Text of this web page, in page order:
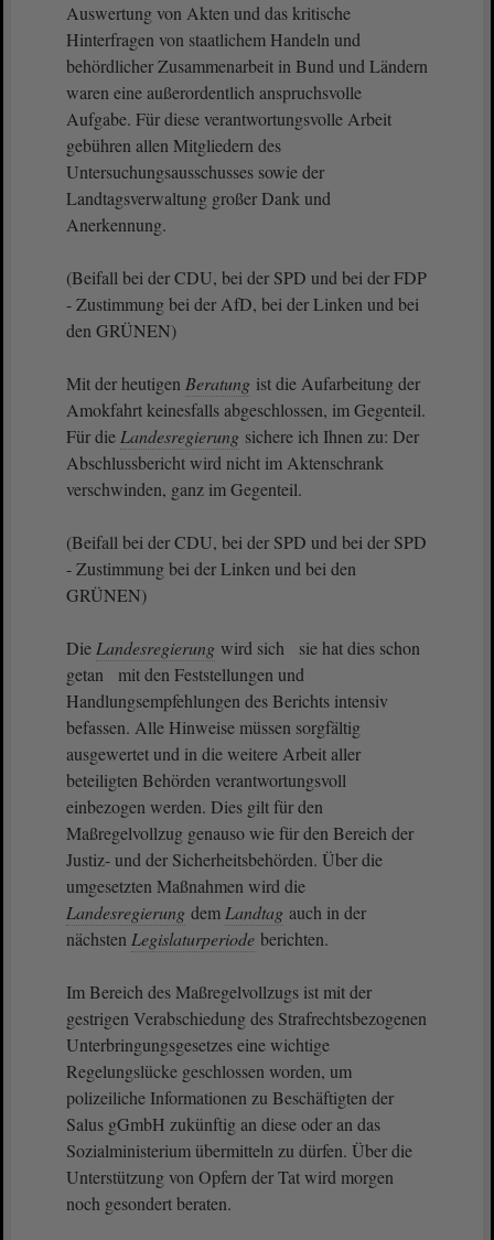
Auswertung von Akten und das kritische
Hinterfragen von staatlichem Handeln und
behördlicher Zusammenarbeit in Bund und Ländern
waren eine außerordentlich anspruchsvolle
Aufgabe. Für diese verantwortungsvolle Arbeit
gebühren allen Mitgliedern des
Untersuchungsausschusses sowie der
Landtagsverwaltung großer Dank und
Anerkennung.
(Beifall bei der CDU, bei der SPD und bei der FDP
- Zustimmung bei der AfD, bei der Linken und bei
den GRÜNEN)
Mit der heutigen Beratung ist die Aufarbeitung der
Amokfahrt keinesfalls abgeschlossen, im Gegenteil.
Für die Landesregierung sichere ich Ihnen zu: Der
Abschlussbericht wird nicht im Aktenschrank
verschwinden, ganz im Gegenteil.
(Beifall bei der CDU, bei der SPD und bei der SPD
- Zustimmung bei der Linken und bei den
GRÜNEN)
Die Landesregierung wird sich sie hat dies schon
getan mit den Feststellungen und
Handlungsempfehlungen des Berichts intensiv
befassen. Alle Hinweise müssen sorgfältig
ausgewertet und in die weitere Arbeit aller
beteiligten Behörden verantwortungsvoll
einbezogen werden. Dies gilt für den
Maßregelvollzug genauso wie für den Bereich der
Justiz- und der Sicherheitsbehörden. Über die
umgesetzten Maßnahmen wird die
Landesregierung dem Landtag auch in der
nächsten Legislaturperiode berichten.
Im Bereich des Maßregelvollzugs ist mit der
gestrigen Verabschiedung des Strafrechtsbezogenen
Unterbringungsgesetzes eine wichtige
Regelungslücke geschlossen worden, um
polizeiliche Informationen zu Beschäftigten der
Salus gGmbH zukünftig an diese oder an das
Sozialministerium übermitteln zu dürfen. Über die
Unterstützung von Opfern der Tat wird morgen
noch gesondert beraten.